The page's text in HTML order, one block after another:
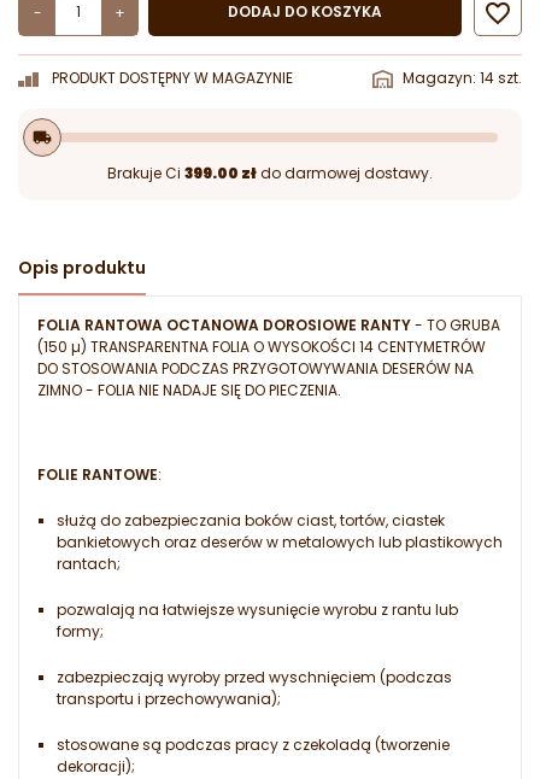
- + DODAJ DO KOSZYKA 
PRODUKT DOSTĘPNY W MAGAZYNIE Magazyn: 14 szt.
local_shipping
Brakuje Ci 399.00 złdo darmowej dostawy.
Opis produktu
FOLIA RANTOWA OCTANOWA DOROSIOWE RANTY- TO GRUBA
(150 µ) TRANSPARENTNA FOLIA O WYSOKOŚCI 14 CENTYMETRÓW
DO STOSOWANIA PODCZAS PRZYGOTOWYWANIA DESERÓW NA
ZIMNO - FOLIA NIE NADAJE SIĘ DO PIECZENIA.
FOLIE RANTOWE:
służą do zabezpieczania boków ciast, tortów, ciastek
bankietowych oraz deserów w metalowych lub plastikowych
rantach;
pozwalają na łatwiejsze wysunięcie wyrobu z rantu lub
formy;
zabezpieczają wyroby przed wyschnięciem (podczas
transportu i przechowywania);
stosowane są podczas pracy z czekoladą (tworzenie
dekoracji);